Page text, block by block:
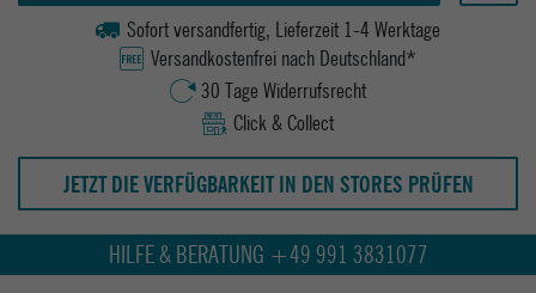
Sofort versandfertig, Lieferzeit 1-4 Werktage
Versandkostenfrei nach Deutschland*
30 Tage Widerrufsrecht
Click & Collect
JETZT DIE VERFÜGBARKEIT IN DEN STORES PRÜFEN
HILFE & BERATUNG +49 991 3831077